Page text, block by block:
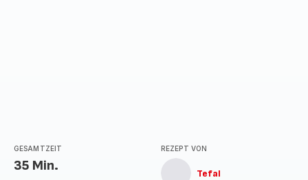
GESAMTZEIT
35 Min.
REZEPT VON
Tefal